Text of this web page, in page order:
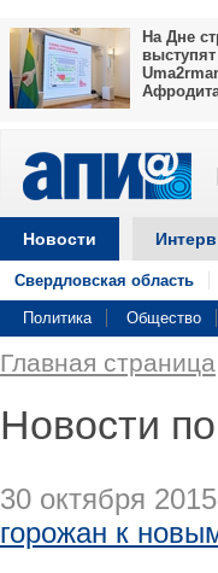
На Дне
выступят
Новости
Свердловская область
Политика Общество
Главная страница
Новости
30 октября
горожан к